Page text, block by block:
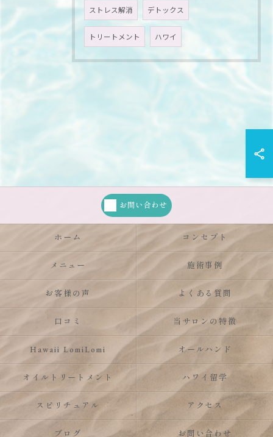
ストレス解消 デトックス
トリートメント ハワイ
お問い合わせ
ホーム コンセプト
メニュー 施術事例
お客様の声 よくある質問
口コミ 当サロンの特徴
Hawaii LomiLomi オールハンド
オイルトリートメント ハワイ留学
スピリチュアル アクセス
ブログ お問い合わせ